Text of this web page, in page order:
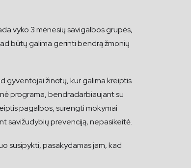
vyko 3 mėnesių savigalbos grupės,
būtų galima gerinti bendrą žmonių
gyventojai žinotų, kur galima kreiptis
programa, bendradarbiaujant su
pagalbos, surengti mokymai
savižudybių prevenciją, nepasikeitė.
susipykti, pasakydamas jam, kad